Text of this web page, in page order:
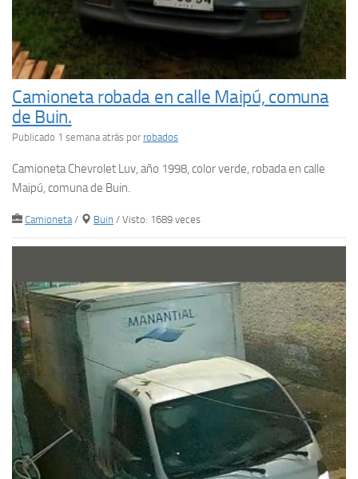
Camioneta robada en calle Maipú, comuna
de Buin.
Publicado 1 semana atrás por robados
Camioneta Chevrolet Luv, año 1998, color verde, robada en calle
Maipú, comuna de Buin.
Camioneta/ Buin / Visto: 1689 veces